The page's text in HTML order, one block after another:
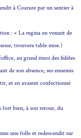
à Coaraze par un sentier à
: « La regina en venant de
trouvera table mise.)
au grand émoi des fidèles
de son absence, ses ennemis
et en avaient confectionné
fort bien, à son retour, du
une folle et redescendit sur